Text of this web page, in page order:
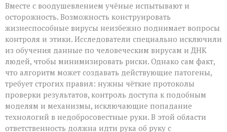
Вместе с воодушевлением учёные испытывают и
осторожность. Возможность конструировать
жизнеспособные вирусы неизбежно поднимает вопросы
контроля и этики. Исследователи специально исключили
из обучения данные по человеческим вирусам и ДНК
людей, чтобы минимизировать риски. Однако сам факт,
что алгоритм может создавать действующие патогены,
требует строгих правил: нужны чёткие протоколы
проверки результатов, контроль доступа к подобным
моделям и механизмы, исключающие попадание
технологий в недобросовестные руки. В этой области
ответственность должна идти рука об руку с